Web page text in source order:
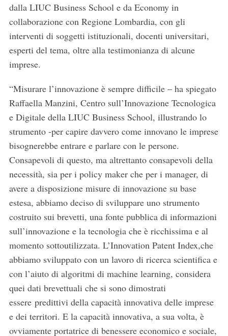
dalla LIUC Business School e da Economy in
collaborazione con Regione Lombardia, con gli
interventi di soggetti istituzionali, docenti universitari,
esperti del tema, oltre alla testimonianza di alcune
imprese.
“Misurare l’innovazione è sempre difficile – ha spiegato
Raffaella Manzini, Centro sull’Innovazione Tecnologica
e Digitale della LIUC Business School, illustrando lo
strumento -per capire davvero come innovano le imprese
bisognerebbe entrare e parlare con le persone.
Consapevoli di questo, ma altrettanto consapevoli della
necessità, sia per i policy maker che per i manager, di
avere a disposizione misure di innovazione su base
estesa, abbiamo deciso di sviluppare uno strumento
costruito sui brevetti, una fonte pubblica di informazioni
sull’innovazione e la tecnologia che è ricchissima e al
momento sottoutilizzata. L’Innovation Patent Index,che
abbiamo sviluppato con un lavoro di ricerca scientifica e
con l’aiuto di algoritmi di machine learning, considera
quei dati brevettuali che si sono dimostrati
essere predittivi della capacità innovativa delle imprese
e dei territori. E la capacità innovativa, a sua volta, è
ovviamente portatrice di benessere economico e sociale,